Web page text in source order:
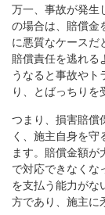
万一、事故が発生
の場合は、賠償金
に悪質なケースだ
賠償責任を逃れる
うなると事故やト
り、とばっちりを
つまり、損害賠償
く、施主自身を守
ます。賠償金額が
で対応できなくな
を支払う能力がな
方であり、施主に